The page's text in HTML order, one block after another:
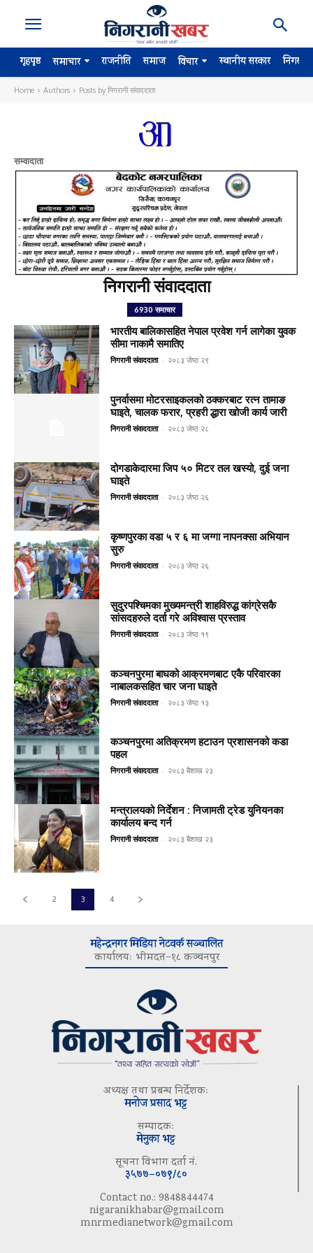
गृहपृष्ठ समाचार राजनीति समाज विचार स्थानीय सरकार
Home Authors Posts by निगरानी संवाददाता
सम्वादाता
निगरानी संवाददाता
6930 समाचार
भारतीय बालिकासहित नेपाल प्रवेश गर्न लागेका युवक
सीमा नाकामै समातिए
निगरानी संवाददाता - २०८३ जेष्ठ २९
पुनर्वासमा मोटरसाइकलको ठक्करबाट रत्न तामाङ
घाइते, चालक फरार, प्रहरी द्धारा खोजी कार्य जारी
निगरानी संवाददाता - २०८३ जेष्ठ २८
दोगडाकेदारमा जिप ५० मिटर तल खस्यो, दुई जना
घाइते
निगरानी संवाददाता - २०८३ जेष्ठ २६
कृष्णपुरका वडा ५ र ६ मा जग्गा नापनक्सा अभियान
सुरु
निगरानी संवाददाता - २०८३ जेष्ठ २६
सुदुरपश्चिमका मुख्यमन्त्री शाहविरुद्ध कांग्रेसकै
सांसदहरुले दर्ता गरे अविश्वास प्रस्ताव
निगरानी संवाददाता - २०८३ जेष्ठ १९
कञ्चनपुरमा बाघको आक्रमणबाट एकै परिवारका
नाबालकसहित चार जना घाइते
निगरानी संवाददाता - २०८३ जेष्ठ १३
कञ्चनपुरमा अतिक्रमण हटाउन प्रशासनको कडा
पहल
निगरानी संवाददाता - २०८३ बैशाख २३
मन्त्रालयको निर्देशन : निजामती ट्रेड युनियनका
कार्यालय बन्द गर्न
निगरानी संवाददाता - २०८३ बैशाख २३
2 3 4
महेन्द्रनगर मिडिया नेटवर्क सञ्चालित
कार्यालयः भीमदत्त–१८ कञ्चनपुर
अध्यक्ष तथा प्रबन्ध निर्देशकः
मनोज प्रसाद भट्ट
सम्पादकः
मेनुका भट्ट
सूचना विभाग दर्ता नं.
३५७७–०७९/८०
Contact no.: 9848844474
nigaranikhabar@gmail.com
mnrmedianetwork@gmail.com